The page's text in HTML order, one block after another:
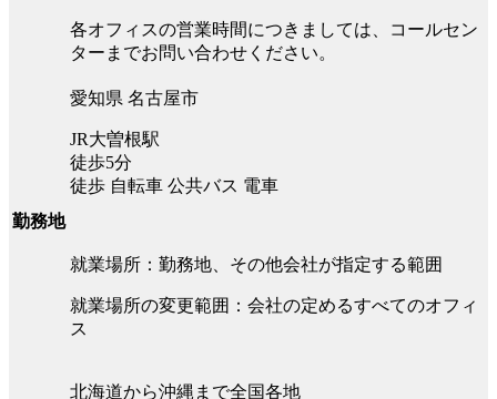
各オフィスの営業時間につきましては、コールセン
ターまでお問い合わせください。
勤務地
愛知県 名古屋市
JR大曽根駅
徒歩5分
徒歩 自転車 公共バス 電車
就業場所：勤務地、その他会社が指定する範囲
就業場所の変更範囲：会社の定めるすべてのオフィ
ス
北海道から沖縄まで全国各地